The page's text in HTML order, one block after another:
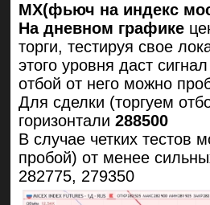
MX(фьюч на индекс
На дневном графике
торги, тестируя свое
этого уровня даст
отбой от него можно
Для сделки (торгуем
горизонтали 288500
В случае четких тестов
пробой) от менее
282775, 279350